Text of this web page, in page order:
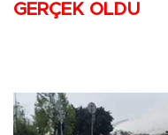
GERÇEK OLDU